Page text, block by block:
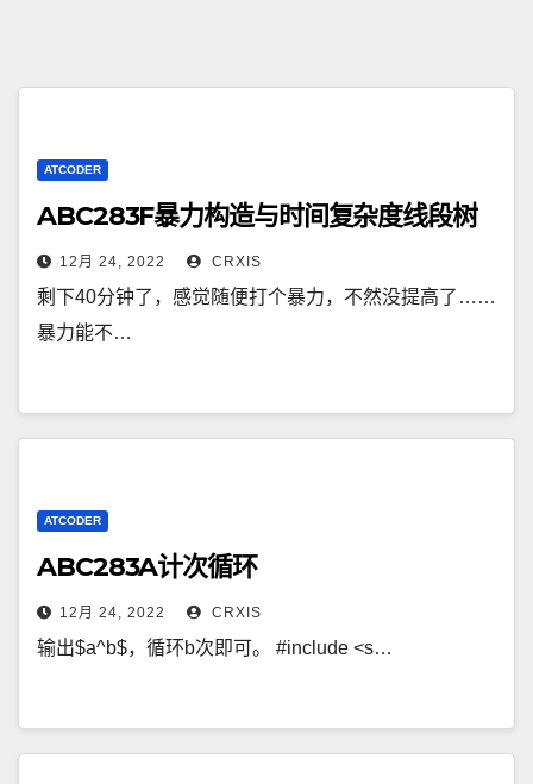
ATCODER
ABC283F暴力构造与时间复杂度线段树
12月 24, 2022 CRXIS
剩下40分钟了，感觉随便打个暴力，不然没提高了……
暴力能不…
ATCODER
ABC283A计次循环
12月 24, 2022 CRXIS
输出$a^b$，循环b次即可。 #include <s…